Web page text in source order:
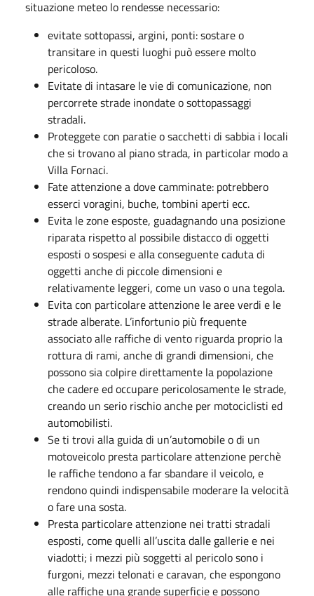
situazione meteo lo rendesse necessario:
evitate sottopassi, argini, ponti: sostare o
transitare in questi luoghi può essere molto
pericoloso.
Evitate di intasare le vie di comunicazione, non
percorrete strade inondate o sottopassaggi
stradali.
Proteggete con paratie o sacchetti di sabbia i locali
che si trovano al piano strada, in particolar modo a
Villa Fornaci.
Fate attenzione a dove camminate: potrebbero
esserci voragini, buche, tombini aperti ecc.
Evita le zone esposte, guadagnando una posizione
riparata rispetto al possibile distacco di oggetti
esposti o sospesi e alla conseguente caduta di
oggetti anche di piccole dimensioni e
relativamente leggeri, come un vaso o una tegola.
Evita con particolare attenzione le aree verdi e le
strade alberate. L’infortunio più frequente
associato alle raffiche di vento riguarda proprio la
rottura di rami, anche di grandi dimensioni, che
possono sia colpire direttamente la popolazione
che cadere ed occupare pericolosamente le strade,
creando un serio rischio anche per motociclisti ed
automobilisti.
Se ti trovi alla guida di un’automobile o di un
motoveicolo presta particolare attenzione perchè
le raffiche tendono a far sbandare il veicolo, e
rendono quindi indispensabile moderare la velocità
o fare una sosta.
Presta particolare attenzione nei tratti stradali
esposti, come quelli all’uscita dalle gallerie e nei
viadotti; i mezzi più soggetti al pericolo sono i
furgoni, mezzi telonati e caravan, che espongono
alle raffiche una grande superficie e possono